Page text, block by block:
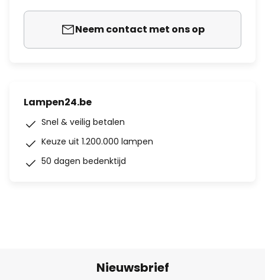
Neem contact met ons op
Lampen24.be
Snel & veilig betalen
Keuze uit 1.200.000 lampen
50 dagen bedenktijd
Nieuwsbrief